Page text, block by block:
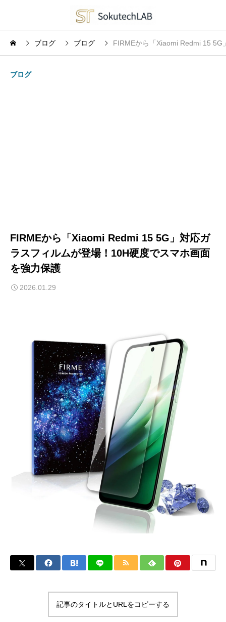
ブログ ブログ FIRMEから「Xiaomi Redmi 15 5G
ブログ
FIRMEから「Xiaomi Redmi 15 5G」対応ガ
ラスフィルムが登場！10H硬度でスマホ画面
を強力保護
2026.01.29
記事のタイトルとURLをコピーする